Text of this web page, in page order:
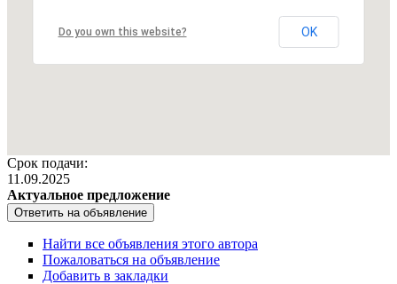
Do you own this website? OK
Срок подачи:
11.09.2025
Актуальное предложение
Найти все объявления этого автора
Пожаловаться на объявление
Добавить в закладки